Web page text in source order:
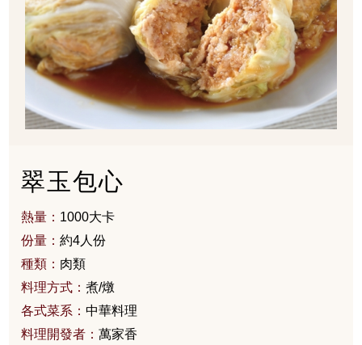
翠玉包心
熱量： 1000大卡
份量：約4人份
種類： 肉類
料理方式：煮/燉
各式菜系：中華料理
料理開發者：萬家香